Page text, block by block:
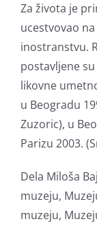
Za života je
ucestvovao
inostranstvu.
postavljene
likovne
u Beogradu
Zuzoric), u
Parizu 2003.
Dela Miloša
muzeju,
muzeju,